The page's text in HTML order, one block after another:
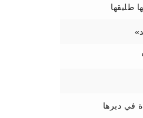
طليقها
في دبرها